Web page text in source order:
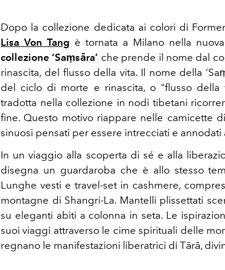
Dopo la collezione dedicata ai colori di
Lisa Von Tang è tornata a Milano nella
collezione ‘Saṃsāra’ che prende il nome dal
rinascita, del flusso della vita. Il nome della
del ciclo di morte e rinascita, o "flusso
tradotta nella collezione in nodi tibetani
fine. Questo motivo riappare nelle camicette
sinuosi pensati per essere intrecciati e annodati
In un viaggio alla scoperta di sé e alla
disegna un guardaroba che è allo stesso
Lunghe vesti e travel-set in cashmere,
montagne di Shangri-La. Mantelli plissettati
su eleganti abiti a colonna in seta. Le
suoi viaggi attraverso le cime spirituali delle
regnano le manifestazioni liberatrici di Tārā,